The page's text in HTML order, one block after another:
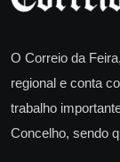
O Correio da
regional e conta
trabalho
Concelho, sendo